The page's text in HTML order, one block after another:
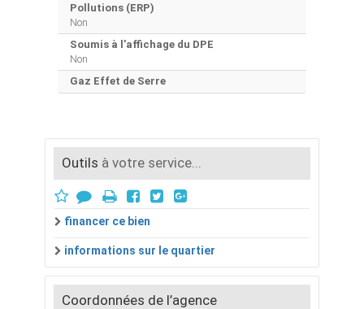
Pollutions (ERP)
Non
Soumis à l'affichage du DPE
Non
Gaz Effet de Serre
Outils à votre service...
financer ce bien
informations sur le quartier
Coordonnées de l’agence